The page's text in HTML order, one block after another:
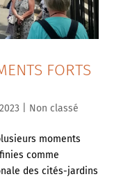
FORTS
Non classé
moments
comme
des cités-jardins